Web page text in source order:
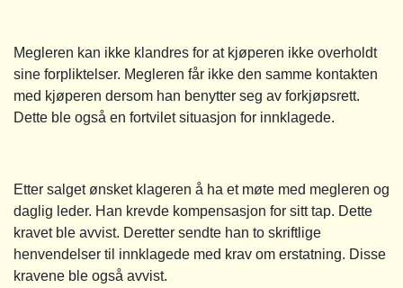
Megleren kan ikke klandres for at kjøperen ikke overholdt
sine forpliktelser. Megleren får ikke den samme kontakten
med kjøperen dersom han benytter seg av forkjøpsrett.
Dette ble også en fortvilet situasjon for innklagede.
Etter salget ønsket klageren å ha et møte med megleren og
daglig leder. Han krevde kompensasjon for sitt tap. Dette
kravet ble avvist. Deretter sendte han to skriftlige
henvendelser til innklagede med krav om erstatning. Disse
kravene ble også avvist.